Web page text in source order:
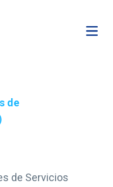
Abrir
de
de Servicios